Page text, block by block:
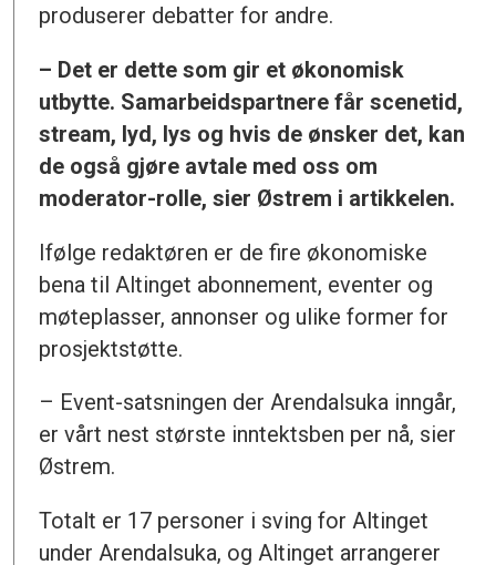
produserer debatter for andre.
– Det er dette som gir et økonomisk
utbytte. Samarbeidspartnere får scenetid,
stream, lyd, lys og hvis de ønsker det, kan
de også gjøre avtale med oss om
moderator-rolle, sier Østrem i artikkelen.
Ifølge redaktøren er de fire økonomiske
bena til Altinget abonnement, eventer og
møteplasser, annonser og ulike former for
prosjektstøtte.
– Event-satsningen der Arendalsuka inngår,
er vårt nest største inntektsben per nå, sier
Østrem.
Totalt er 17 personer i sving for Altinget
under Arendalsuka, og Altinget arrangerer